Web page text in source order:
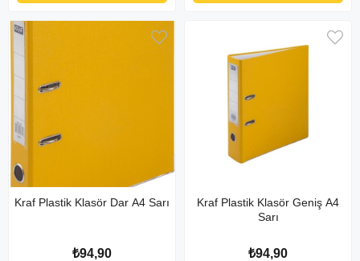
Kraf Plastik Klasör Dar A4 Sarı
₺94,90
Kraf Plastik Klasör Geniş A4
Sarı
₺94,90